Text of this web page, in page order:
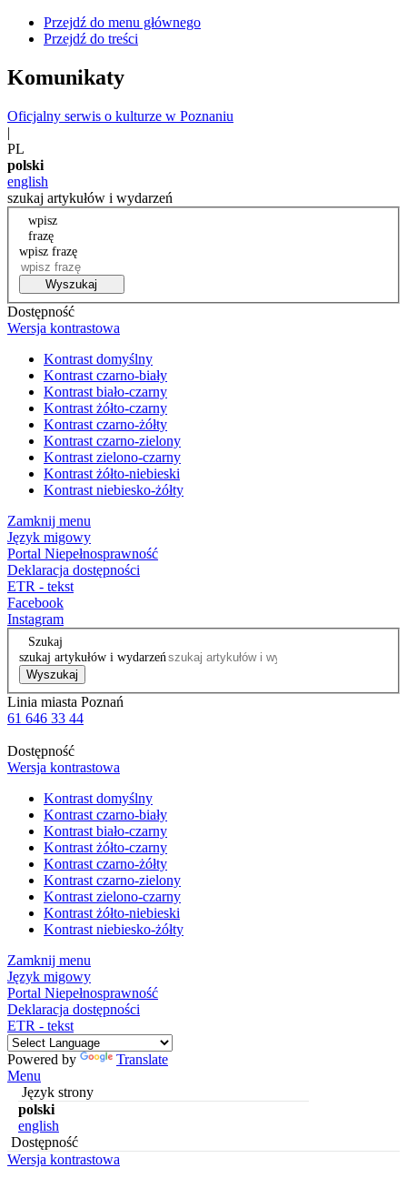
Przejdź do menu głównego
Przejdź do treści
Komunikaty
Oficjalny serwis o kulturze w Poznaniu
|
PL
polski
english
szukaj artykułów i wydarzeń
wpisz
frazę
wpisz frazę
Wyszukaj
Dostępność
Wersja kontrastowa
Kontrast domyślny
Kontrast czarno-biały
Kontrast biało-czarny
Kontrast żółto-czarny
Kontrast czarno-żółty
Kontrast czarno-zielony
Kontrast zielono-czarny
Kontrast żółto-niebieski
Kontrast niebiesko-żółty
Zamknij menu
Język migowy
Portal Niepełnosprawność
Deklaracja dostępności
ETR - tekst
Facebook
Instagram
Szukaj
szukaj artykułów i wydarzeń
Wyszukaj
Linia miasta Poznań
61 646 33 44
Dostępność
Wersja kontrastowa
Kontrast domyślny
Kontrast czarno-biały
Kontrast biało-czarny
Kontrast żółto-czarny
Kontrast czarno-żółty
Kontrast czarno-zielony
Kontrast zielono-czarny
Kontrast żółto-niebieski
Kontrast niebiesko-żółty
Zamknij menu
Język migowy
Portal Niepełnosprawność
Deklaracja dostępności
ETR - tekst
Powered by
Translate
Menu
Język strony
polski
english
Dostępność
Wersja kontrastowa